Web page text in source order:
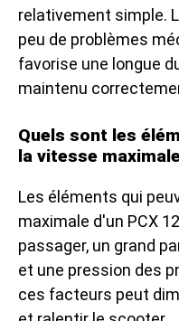
relativement simple.
peu de problèmes
favorise une longue
maintenu
Quels sont les
la vitesse
Les éléments qui
maximale d'un PCX
passager, un grand
et une pression des
ces facteurs peut